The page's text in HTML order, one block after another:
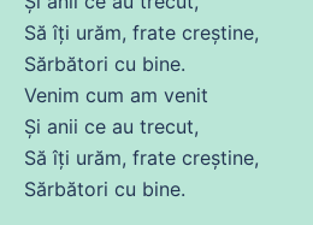
Să îți urăm, frate creștine,
Sărbători cu bine.
Venim cum am venit
Și anii ce au trecut,
Să îți urăm, frate creștine,
Sărbători cu bine.